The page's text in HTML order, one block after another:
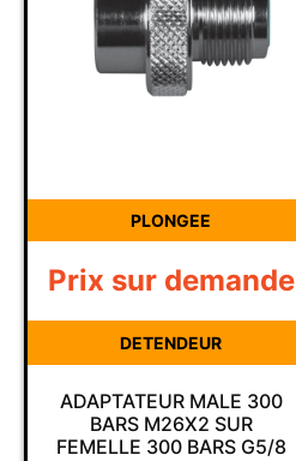
PLONGEE
ADAPTATEUR MALE 300
BARS M26X2 SUR
FEMELLE 300 BARS G5/8
Prix sur demande
DETENDEUR